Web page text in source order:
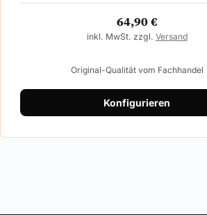
64,90€
inkl. MwSt. zzgl. Versand
Original-Qualität vom Fachhandel
Konfigurieren